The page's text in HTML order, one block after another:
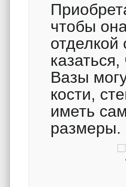
чтобы
Вазы
кости,
иметь
размеры.